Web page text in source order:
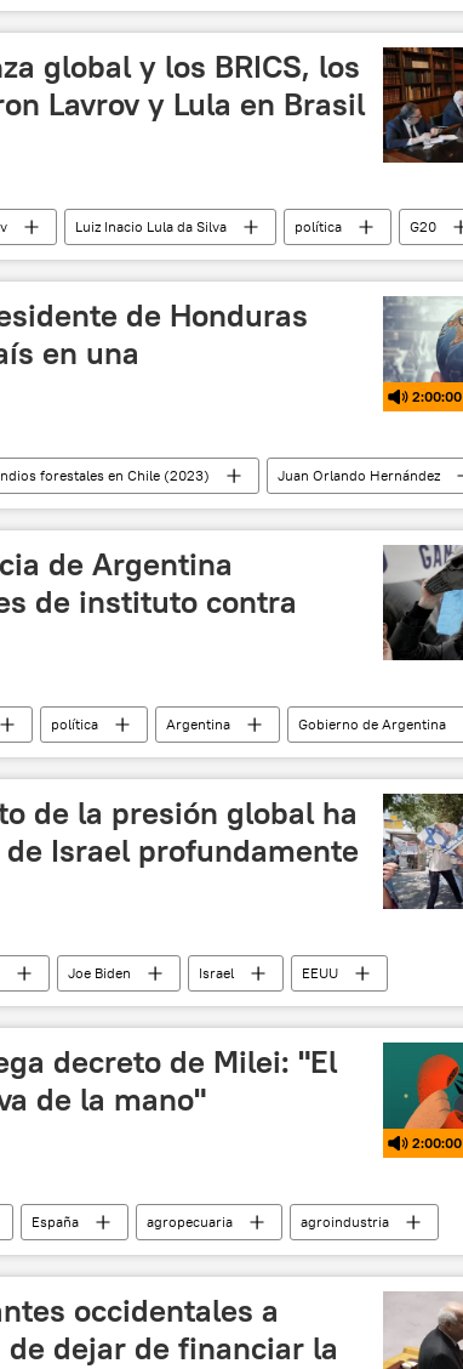
global y los BRICS, los
Lavrov y Lula en Brasil
Luiz Inacio Lula da Silva política
G20
de Honduras
en una
2:00:00
forestales en Chile (2023)
Juan Orlando Hernández
EEUU Nueva York
Partido Nacional (PN)
narcotráfico
de Argentina
de instituto contra
política Argentina
Gobierno de Argentina
de la presión global ha
Israel profundamente
Joe Biden Israel
EEUU
ONU Franja de Gaza
🛡️ Zonas de conflicto
decreto de Milei: "El
de la mano"
2:00:00
España agropecuaria
agroindustria
occidentales a
dejar de financiar la